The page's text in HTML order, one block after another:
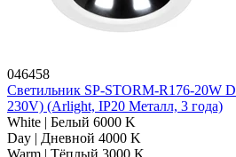
046458
Светильник SP-STORM-R176-20W
230V) (Arlight, IP20 Металл, 3 года)
White | Белый 6000 K
Day | Дневной 4000 K
Warm | Тёплый 3000 K